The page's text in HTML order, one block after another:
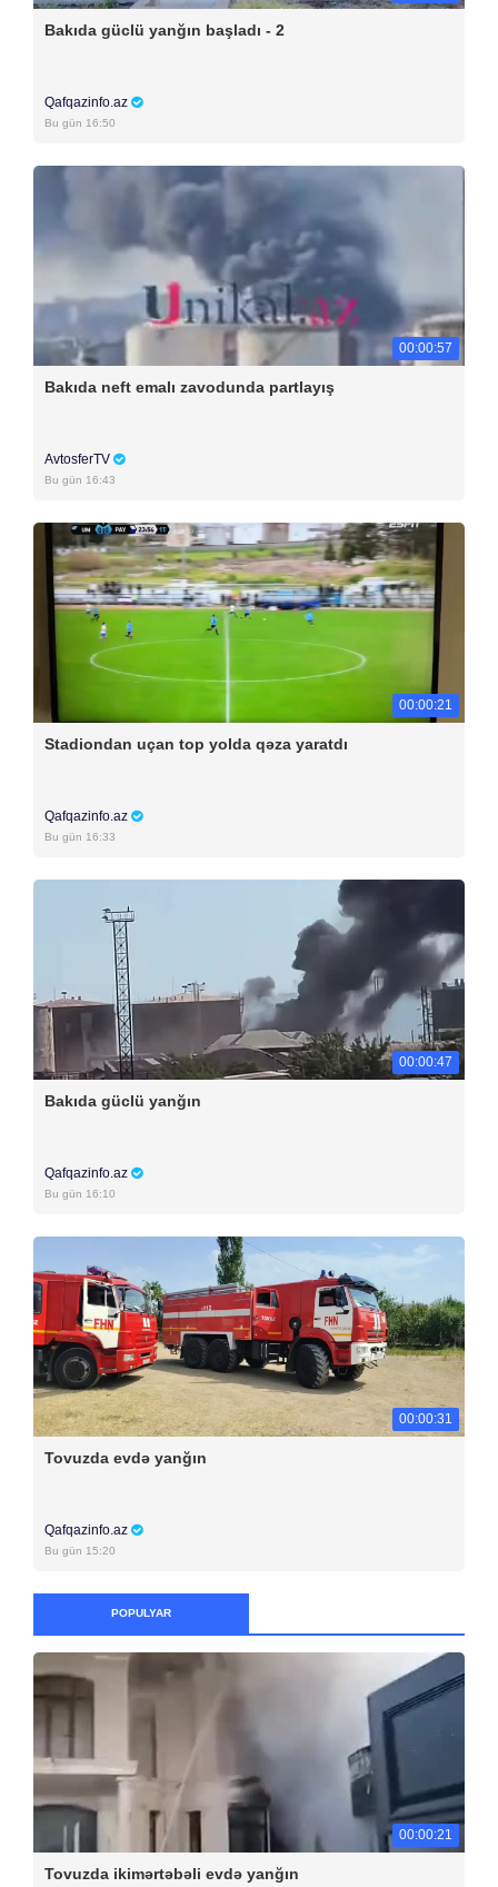
Bakıda güclü yanğın başladı - 2
Qafqazinfo.az
Bu gün 16:50
00:00:57
Bakıda neft emalı zavodunda partlayış
AvtosferTV
Bu gün 16:43
00:00:21
Stadiondan uçan top yolda qəza yaratdı
Qafqazinfo.az
Bu gün 16:33
00:00:47
Bakıda güclü yanğın
Qafqazinfo.az
Bu gün 16:10
00:00:31
Tovuzda evdə yanğın
Qafqazinfo.az
Bu gün 15:20
POPULYAR
00:00:21
Tovuzda ikimərtəbəli evdə yanğın